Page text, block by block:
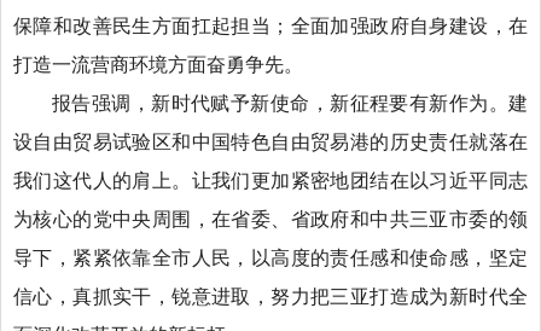
保障和改善民生方面扛起担当；全面加强政府自身建设，在
打造一流营商环境方面奋勇争先。
报告强调，新时代赋予新使命，新征程要有新作为。建
设自由贸易试验区和中国特色自由贸易港的历史责任就落在
我们这代人的肩上。让我们更加紧密地团结在以习近平同志
为核心的党中央周围，在省委、省政府和中共三亚市委的领
导下，紧紧依靠全市人民，以高度的责任感和使命感，坚定
信心，真抓实干，锐意进取，努力把三亚打造成为新时代全